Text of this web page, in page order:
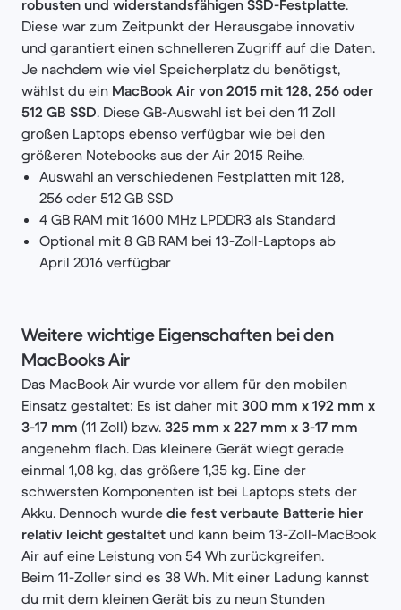
robusten und widerstandsfähigen SSD-Festplatte.
Diese war zum Zeitpunkt der Herausgabe innovativ
und garantiert einen schnelleren Zugriff auf die Daten.
Je nachdem wie viel Speicherplatz du benötigst,
wählst du ein MacBook Air von 2015 mit 128, 256 oder
512 GB SSD. Diese GB-Auswahl ist bei den 11 Zoll
großen Laptops ebenso verfügbar wie bei den
größeren Notebooks aus der Air 2015 Reihe.
Auswahl an verschiedenen Festplatten mit 128,
256 oder 512 GB SSD
4 GB RAM mit 1600 MHz LPDDR3 als Standard
Optional mit 8 GB RAM bei 13-Zoll-Laptops ab
April 2016 verfügbar
Weitere wichtige Eigenschaften bei den
MacBooks Air
Das MacBook Air wurde vor allem für den mobilen
Einsatz gestaltet: Es ist daher mit 300 mm x 192 mm x
3-17 mm (11 Zoll) bzw. 325 mm x 227 mm x 3-17 mm
angenehm flach. Das kleinere Gerät wiegt gerade
einmal 1,08 kg, das größere 1,35 kg. Eine der
schwersten Komponenten ist bei Laptops stets der
Akku. Dennoch wurde die fest verbaute Batterie hier
relativ leicht gestaltet und kann beim 13-Zoll-MacBook
Air auf eine Leistung von 54 Wh zurückgreifen.
Beim 11-Zoller sind es 38 Wh. Mit einer Ladung kannst
du mit dem kleinen Gerät bis zu neun Stunden